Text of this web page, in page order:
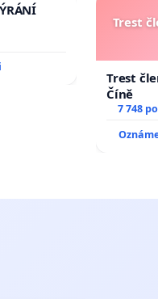
Trest
Trest
Číně
7 748